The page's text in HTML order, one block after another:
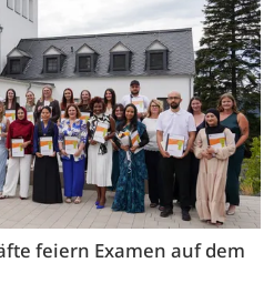
feiern Examen auf dem